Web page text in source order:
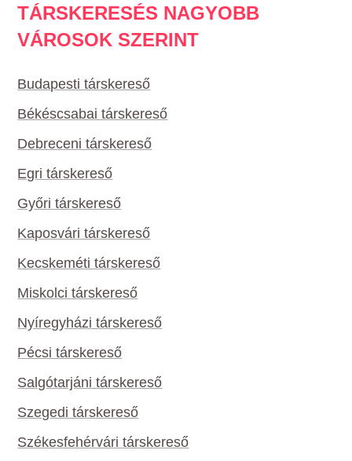
TÁRSKERESÉS NAGYOBB
VÁROSOK SZERINT
Budapesti társkereső
Békéscsabai társkereső
Debreceni társkereső
Egri társkereső
Győri társkereső
Kaposvári társkereső
Kecskeméti társkereső
Miskolci társkereső
Nyíregyházi társkereső
Pécsi társkereső
Salgótarjáni társkereső
Szegedi társkereső
Székesfehérvári társkereső